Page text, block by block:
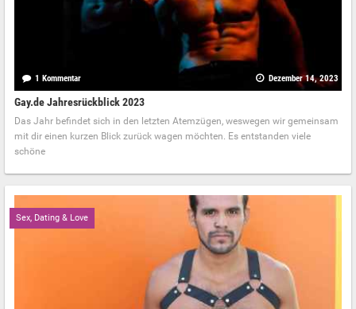
1 Kommentar Dezember 14, 2023
Gay.de Jahresrückblick 2023
Das Jahr befindet sich in den letzten Atemzügen, weswegen wir gemeinsam
mit dir einen kurzen Blick zurück wagen möchten. Es entstanden viele
schöne
Sex, Dating & Love